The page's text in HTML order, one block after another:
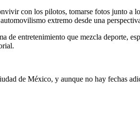
con los pilotos, tomarse fotos junto a
extremo desde una
de entretenimiento que mezcla deporte,
de México, y aunque no hay fechas